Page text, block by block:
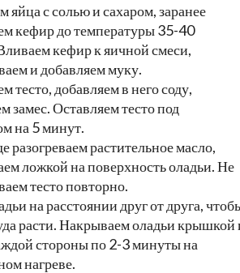
с солью и сахаром, заранее
кефир до температуры 35-40
кефир к яичной смеси,
и добавляем муку.
тесто, добавляем в него соду,
замес. Оставляем тесто под
на 5 минут.
разогреваем растительное масло,
ложкой на поверхность оладьи. Не
тесто повторно.
на расстоянии друг от друга,
расти. Накрываем оладьи крышкой
стороны по 2-3 минуты на
нагреве.